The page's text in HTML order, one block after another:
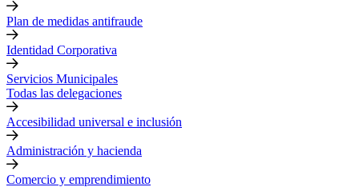
Plan de medidas antifraude
Identidad Corporativa
Servicios Municipales
Todas las delegaciones
Accesibilidad universal e inclusión
Administración y hacienda
Comercio y emprendimiento